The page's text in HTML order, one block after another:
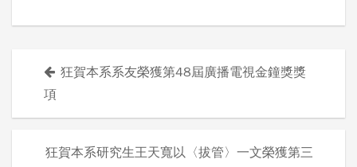
章
狂賀本系系友榮獲第48屆廣播電視金鐘獎獎
項
狂賀本系研究生王天寬以〈拔管〉一文榮獲第三